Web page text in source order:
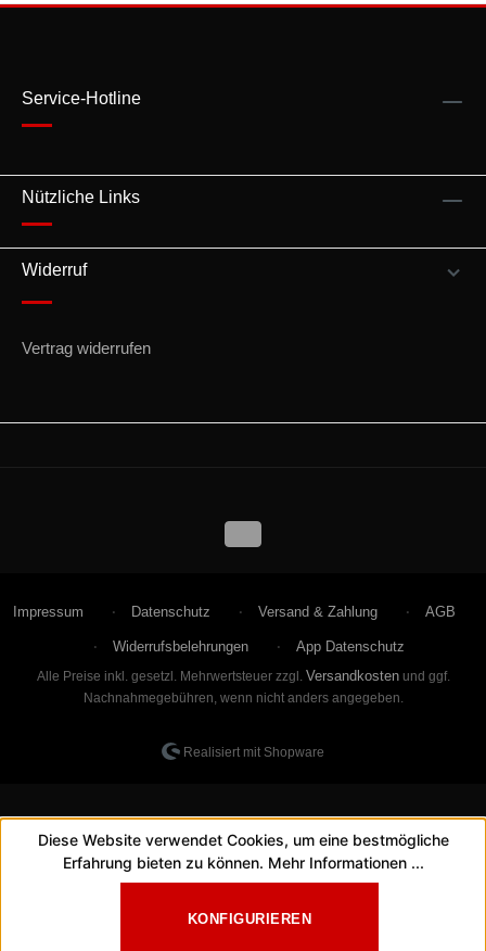
Service-Hotline
Nützliche Links
Widerruf
Vertrag widerrufen
Impressum Datenschutz Versand & Zahlung AGB
Widerrufsbelehrungen App Datenschutz
Alle Preise inkl. gesetzl. Mehrwertsteuer zzgl. Versandkostenund ggf.
Nachnahmegebühren, wenn nicht anders angegeben.
Realisiert mit Shopware
Diese Website verwendet Cookies, um eine bestmögliche
Erfahrung bieten zu können. Mehr Informationen ...
KONFIGURIEREN